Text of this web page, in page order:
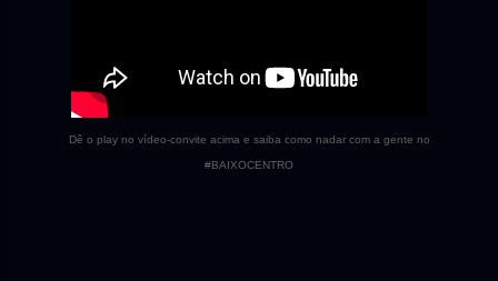
Dê o play no vídeo-convite acima e saiba como nadar com a gente no
#BAIXOCENTRO